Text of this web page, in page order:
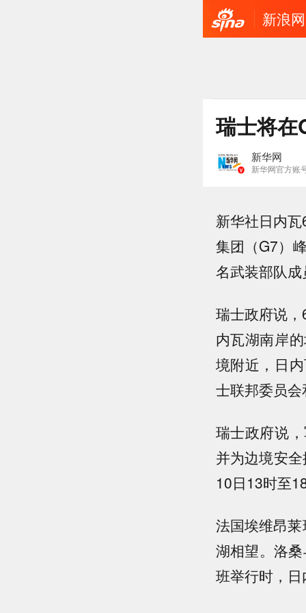
新浪网
瑞士将在
新华网
新华网官方账
新华社日内
集团（G7）
名武装部队成
瑞士政府说
内瓦湖南岸
境附近，日
士联邦委员会
瑞士政府说
并为边境安
10日13时至
法国埃维昂
湖相望。洛
班举行时，日